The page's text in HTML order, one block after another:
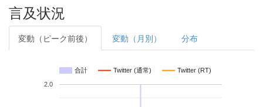
言及状況
変動（ピーク前後） 変動（月別） 分布
合計 Twitter (通常) Twitter (RT)
2.0